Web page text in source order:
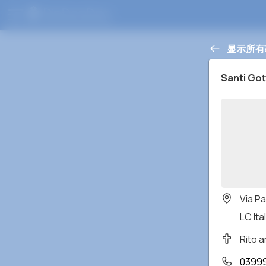
显示所
Santi
Via
LC
Rito